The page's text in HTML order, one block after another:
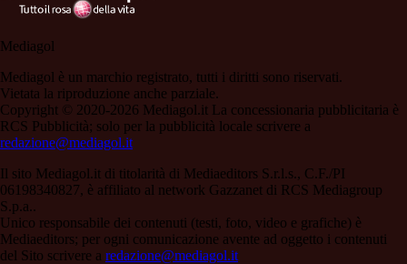
Mediagol
Mediagol è un marchio registrato, tutti i diritti sono riservati.
Vietata la riproduzione anche parziale.
Copyright © 2020-2026 Mediagol.it La concessionaria pubblicitaria è
RCS Pubblicità; solo per la pubblicità locale scrivere a
redazione@mediagol.it
Il sito Mediagol.it di titolarità di Mediaeditors S.r.l.s., C.F./PI
06198340827, è affiliato al network Gazzanet di RCS Mediagroup
S.p.a..
Unico responsabile dei contenuti (testi, foto, video e grafiche) è
Mediaeditors; per ogni comunicazione avente ad oggetto i contenuti
del Sito scrivere a redazione@mediagol.it